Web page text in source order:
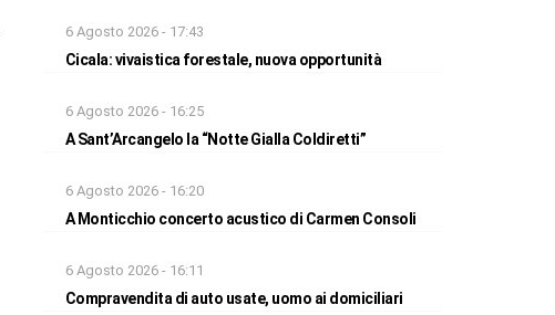
6 Agosto 2026 - 17:43
Cicala: vivaistica forestale, nuova opportunità
6 Agosto 2026 - 16:25
A Sant’Arcangelo la “Notte Gialla Coldiretti”
6 Agosto 2026 - 16:20
A Monticchio concerto acustico di Carmen Consoli
6 Agosto 2026 - 16:11
Compravendita di auto usate, uomo ai domiciliari